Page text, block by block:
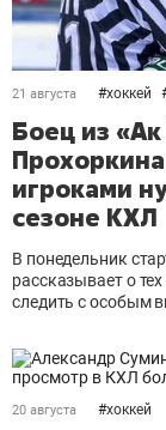
21 августа #хоккей
Боец из
игроками
сезоне КХЛ
В понедельник
рассказывает о
следить с особым
20 августа #хоккей